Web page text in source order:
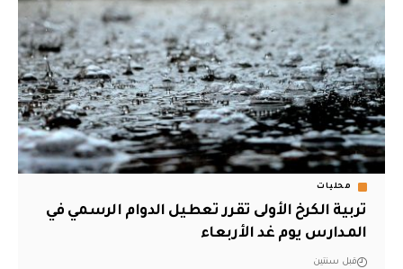
محليات
تربية الكرخ الأولى تقرر تعطيل الدوام الرسمي في
المدارس يوم غد الأربعاء
قبل سنتين